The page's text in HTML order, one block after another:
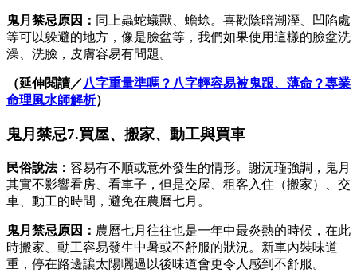
鬼月禁忌原因： 同上蟲蛇蟻獸、蟾蜍。喜歡陰暗潮溼、凹陷處
等可以躲避的地方，像是臉盆等，我們如果使用這樣的臉盆洗
澡、洗臉，皮膚容易有問題。
（延伸閱讀／八字重量準嗎？八字輕容易被鬼跟、薄命？專業
命理風水師解析）
鬼月禁忌7.買屋、搬家、動工與買車
民俗說法： 容易有不順或意外發生的情形。謝沅瑾強調，鬼月
其實不影響看房、看車子，但是交屋、租客入住（搬家）、交
車、動工的時間，避免在農曆七月。
鬼月禁忌原因： 農曆七月往往也是一年中最炎熱的時候，在此
時搬家、動工容易發生中暑或不舒服的狀況。新車內裝味道
重，停在路邊讓太陽曬過以後味道會更令人感到不舒服。